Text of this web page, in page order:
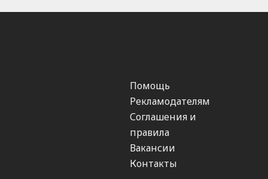
Помощь
Рекламодателям
Соглашения и
правила
Вакансии
Контакты